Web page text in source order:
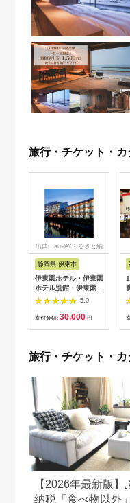
旅行・チケット・
出典：auPAYふるさと納
静岡県 伊東市
伊東園ホテル・伊東園
ホテル別館・伊東園ホ
テル松川館 ご宿泊券
1泊2日2食付き(1名様
分:GAタイプ)
5.0
寄付金額: 30,000 円
旅行・チケット・
【2026年最新版】
納税「食べ物以外